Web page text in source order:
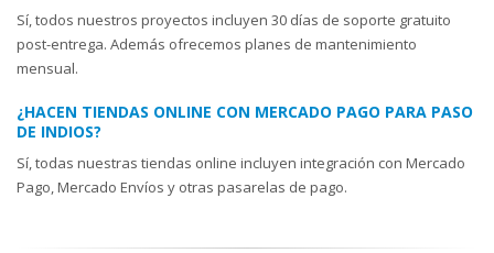
Sí, todos nuestros proyectos incluyen 30 días de soporte gratuito
post-entrega. Además ofrecemos planes de mantenimiento
mensual.
¿HACEN TIENDAS ONLINE CON MERCADO PAGO PARA PASO
DE INDIOS?
Sí, todas nuestras tiendas online incluyen integración con Mercado
Pago, Mercado Envíos y otras pasarelas de pago.